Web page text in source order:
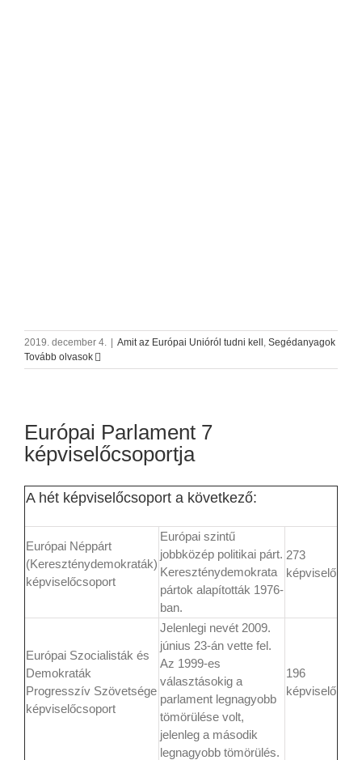
2019. december 4. Amit az Európai Unióról tudni kell , Segédanyagok
Tovább olvasok
Európai Parlament 7
képviselőcsoportja
A hét képviselőcsoport a következő:
Európai Néppárt
(Kereszténydemokraták)
képviselőcsoport
Európai szintű
jobbközép politikai párt.
Kereszténydemokrata
pártok alapították 1976-
ban.
273
képviselő
Európai Szocialisták és
Demokraták
Progresszív Szövetsége
képviselőcsoport
Jelenlegi nevét 2009.
június 23-án vette fel.
Az 1999-es
választásokig a
parlament legnagyobb
tömörülése volt,
jelenleg a második
legnagyobb tömörülés.
196
képviselő